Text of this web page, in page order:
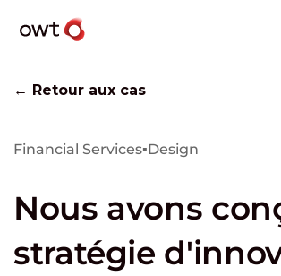
← Retour aux cas
Financial Services▪Design
Nous avons
stratégie